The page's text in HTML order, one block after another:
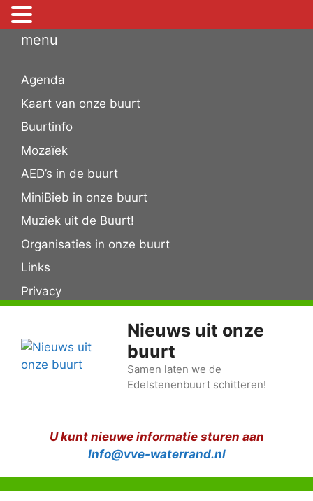
inhoud
menu
Agenda
Kaart van onze buurt
Buurtinfo
Mozaïek
AED’s in de buurt
MiniBieb in onze buurt
Muziek uit de Buurt!
Organisaties in onze buurt
Links
Privacy
Nieuws uit onze
buurt
Samen laten we de
Edelstenenbuurt schitteren!
U kunt nieuwe informatie sturen aan
Info@vve-waterrand.nl